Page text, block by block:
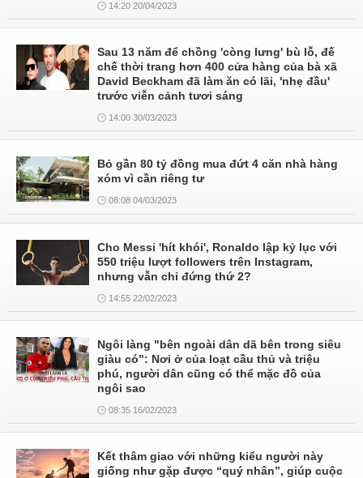
14:20 20/04/2023
Sau 13 năm để chồng 'còng lưng' bù lỗ, đế
chế thời trang hơn 400 cửa hàng của bà xã
David Beckham đã làm ăn có lãi, 'nhẹ đầu'
trước viễn cảnh tươi sáng
14:00 30/03/2023
Bỏ gần 80 tỷ đồng mua đứt 4 căn nhà hàng
xóm vì cần riêng tư
08:08 04/03/2023
Cho Messi 'hít khói', Ronaldo lập kỷ lục với
550 triệu lượt followers trên Instagram,
nhưng vẫn chỉ đứng thứ 2?
14:55 22/02/2023
Ngôi làng "bên ngoài dân dã bên trong siêu
giàu có": Nơi ở của loạt cầu thủ và triệu
phú, người dân cũng có thể mặc đồ của
ngôi sao
08:35 16/02/2023
Kết thâm giao với những kiểu người này
giống như gặp được “quý nhân”, giúp cuộc